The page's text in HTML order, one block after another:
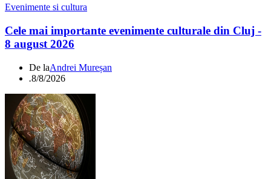
Evenimente si cultura
Cele mai importante evenimente culturale din Cluj -
8 august 2026
De laAndrei Mureșan
.8/8/2026